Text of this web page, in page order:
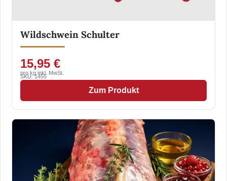
Wildschwein Schulter
15,95 €
pro kg inkl. MwSt.
SKU: 1455
Zum Produkt